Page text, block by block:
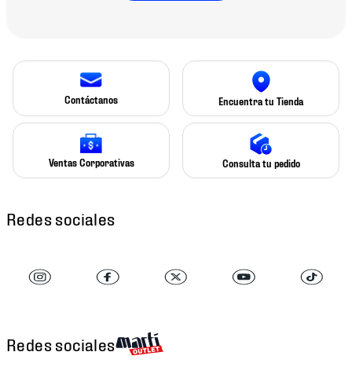
Contáctanos Encuentra tu Tienda
Ventas Corporativas Consulta tu pedido
Redes sociales
Redes sociales